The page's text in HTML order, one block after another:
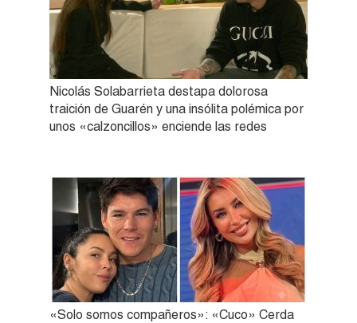
Nicolás Solabarrieta destapa dolorosa
traición de Guarén y una insólita polémica por
unos «calzoncillos» enciende las redes
«Solo somos compañeros»: «Cuco» Cerda